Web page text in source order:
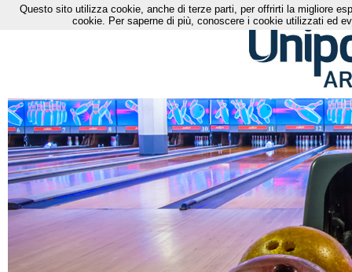
Questo sito utilizza cookie, anche di terze parti, per offrirti la migliore
cookie. Per saperne di più, conoscere i cookie utilizzati ed